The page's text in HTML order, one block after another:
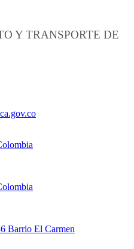
Y TRANSPORTE DE
Barrio El Carmen